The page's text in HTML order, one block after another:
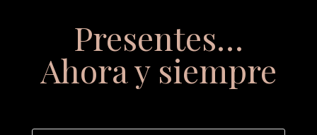
Presentes…
Ahora y siempre